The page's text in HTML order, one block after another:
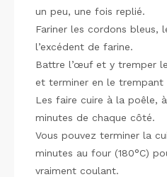
un peu, une fois replié.
Fariner les cordons bleus,
l’excédent de farine.
Battre l’œuf et y tremper
et terminer en le trempant
Les faire cuire à la poêle,
minutes de chaque côté.
Vous pouvez terminer la
minutes au four (180°C)
vraiment coulant.